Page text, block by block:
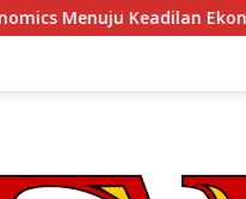
Berkelanjutan